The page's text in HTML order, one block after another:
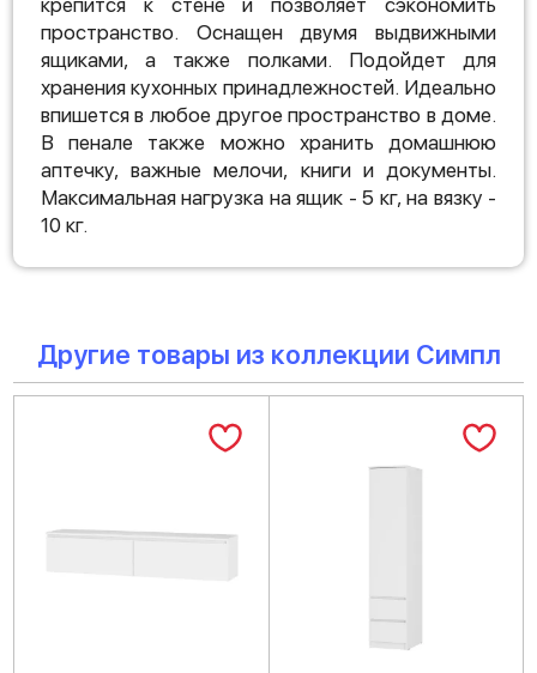
крепится к стене и позволяет сэкономить
пространство. Оснащен двумя выдвижными
ящиками, а также полками. Подойдет для
хранения кухонных принадлежностей. Идеально
впишется в любое другое пространство в доме.
В пенале также можно хранить домашнюю
аптечку, важные мелочи, книги и документы.
Максимальная нагрузка на ящик - 5 кг, на вязку -
10 кг.
Другие товары из коллекции Симпл